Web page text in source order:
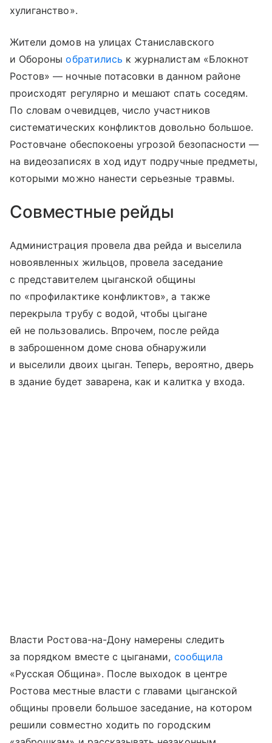
хулиганство».
Жители домов на улицах Станиславского
и Обороныобратились к журналистам «Блокнот
Ростов» — ночные потасовки в данном районе
происходят регулярно и мешают спать соседям.
По словам очевидцев, число участников
систематических конфликтов довольно большое.
Ростовчане обеспокоены угрозой безопасности —
на видеозаписях в ход идут подручные предметы,
которыми можно нанести серьезные травмы.
Совместные рейды
Администрация провела два рейда и выселила
новоявленных жильцов, провела заседание
с представителем цыганской общины
по «профилактике конфликтов», а также
перекрыла трубу с водой, чтобы цыгане
ей не пользовались. Впрочем, после рейда
в заброшенном доме снова обнаружили
и выселили двоих цыган. Теперь, вероятно, дверь
в здание будет заварена, как и калитка у входа.
Власти Ростова-на-Дону намерены следить
за порядком вместе с цыганами, сообщила
«Русская Община». После выходок в центре
Ростова местные власти с главами цыганской
общины провели большое заседание, на котором
решили совместно ходить по городским